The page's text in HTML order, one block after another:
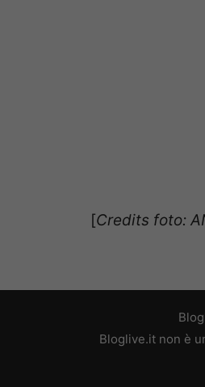
[Credits foto:
Bloglive.it non è